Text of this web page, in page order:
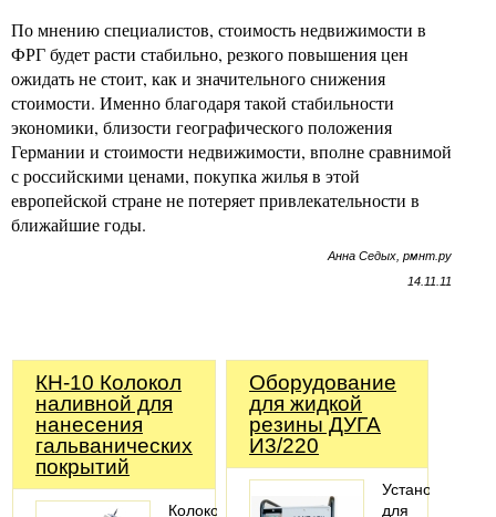
По мнению специалистов, стоимость недвижимости в
ФРГ будет расти стабильно, резкого повышения цен
ожидать не стоит, как и значительного снижения
стоимости. Именно благодаря такой стабильности
экономики, близости географического положения
Германии и стоимости недвижимости, вполне сравнимой
с российскими ценами, покупка жилья в этой
европейской стране не потеряет привлекательности в
ближайшие годы.
Анна Седых, рмнт.ру
14.11.11
КН-10 Колокол
наливной для
нанесения
гальванических
покрытий
Колокол
Оборудование
для жидкой
резины ДУГА
И3/220
Установка
для